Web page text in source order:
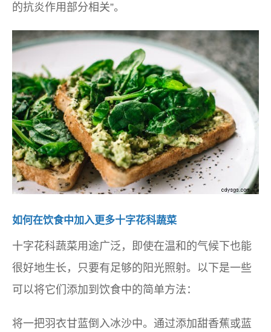
的抗炎作用部分相关”。
如何在饮食中加入更多十字花科蔬菜
十字花科蔬菜用途广泛，即使在温和的气候下也能
很好地生长，只要有足够的阳光照射。以下是一些
可以将它们添加到饮食中的简单方法：
将一把羽衣甘蓝倒入冰沙中。通过添加甜香蕉或蓝